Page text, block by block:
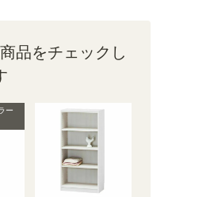
品をチェックし
ー